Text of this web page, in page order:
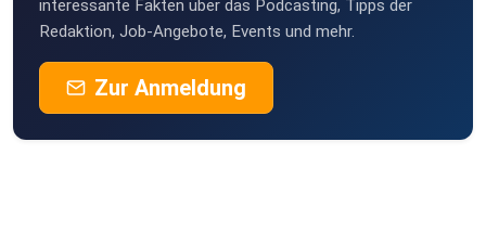
interessante Fakten über das Podcasting, Tipps der
Redaktion, Job-Angebote, Events und mehr.
Zur Anmeldung